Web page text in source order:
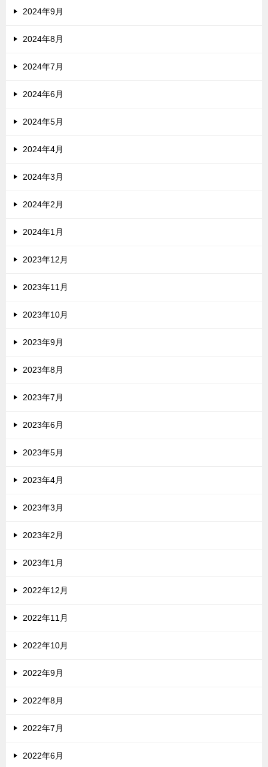
2024年9月
2024年8月
2024年7月
2024年6月
2024年5月
2024年4月
2024年3月
2024年2月
2024年1月
2023年12月
2023年11月
2023年10月
2023年9月
2023年8月
2023年7月
2023年6月
2023年5月
2023年4月
2023年3月
2023年2月
2023年1月
2022年12月
2022年11月
2022年10月
2022年9月
2022年8月
2022年7月
2022年6月